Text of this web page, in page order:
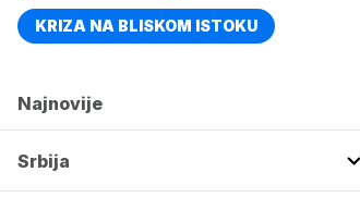
KRIZA NA BLISKOM ISTOKU
Najnovije
Srbija
Vise o temi
Zatvaranje škola